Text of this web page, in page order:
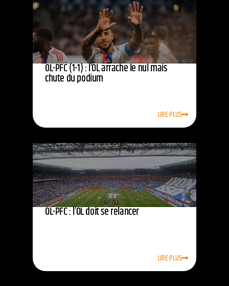
OL-PFC (1-1) : l’OL arrache le nul mais
chute du podium
LIRE PLUS
OL-PFC : l’OL doit se relancer
LIRE PLUS